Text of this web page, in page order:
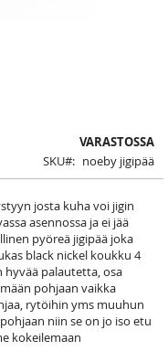
VARASTOSSA
SKU
noeby jigipää
josta kuha voi jigin
asennossa ja ei jää
pyöreä jigipää joka
black nickel koukku 4
palautetta, osa
pohjaan vaikka
rytöihin yms muuhun
niin se on jo iso etu
kokeilemaan